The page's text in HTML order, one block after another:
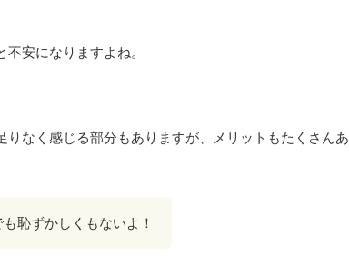
安になりますよね。
なく感じる部分もありますが、メリットもたくさんあ
恥ずかしくもないよ！